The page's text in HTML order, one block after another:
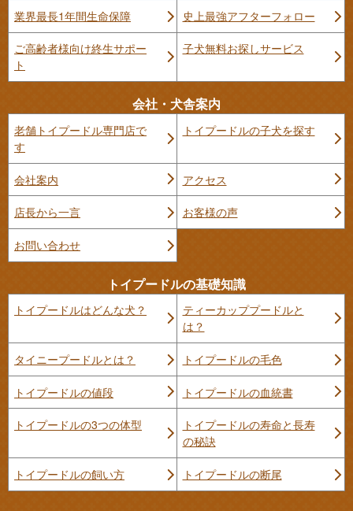
業界最長1年間生命保障 史上最強アフターフォロー
ご高齢者様向け終生サポー
ト
子犬無料お探しサービス
会社・犬舎案内
老舗トイプードル専門店で
す
トイプードルの子犬を探す
会社案内 アクセス
店長から一言 お客様の声
お問い合わせ
トイプードルの基礎知識
トイプードルはどんな犬？
ティーカッププードルと
は？
タイニープードルとは？ トイプードルの毛色
トイプードルの値段 トイプードルの血統書
トイプードルの3つの体型
トイプードルの寿命と長寿
の秘訣
トイプードルの飼い方 トイプードルの断尾